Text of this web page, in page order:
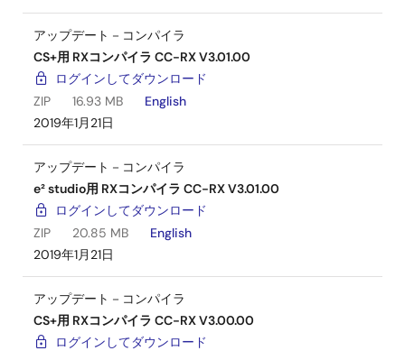
アップデート－コンパイラ
CS+用 RXコンパイラ CC-RX V3.01.00
ログインしてダウンロード
ZIP
16.93 MB
English
2019年1月21日
アップデート－コンパイラ
e² studio用 RXコンパイラ CC-RX V3.01.00
ログインしてダウンロード
ZIP
20.85 MB
English
2019年1月21日
アップデート－コンパイラ
CS+用 RXコンパイラ CC-RX V3.00.00
ログインしてダウンロード